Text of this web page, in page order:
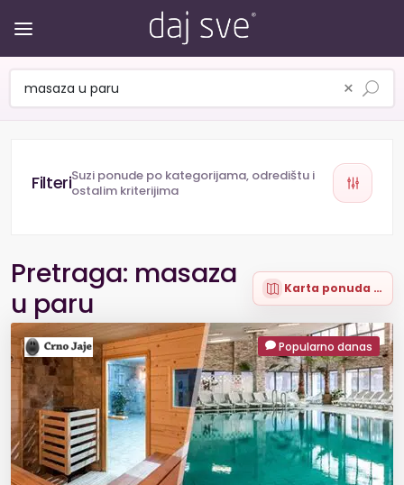
×
Suzi ponude po kategorijama, odredištu i
ostalim kriterijima
Pretraga: masaza
u paru
Karta ponuda (6)
Popularno danas